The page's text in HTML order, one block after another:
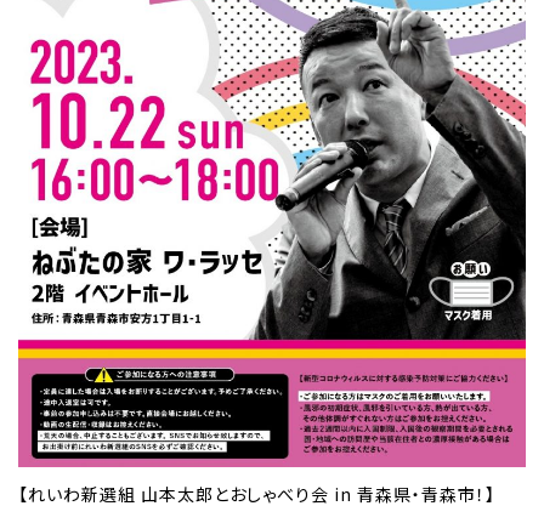
【れいわ新選組 山本太郎とおしゃべり会 in 青森県・青森市！】